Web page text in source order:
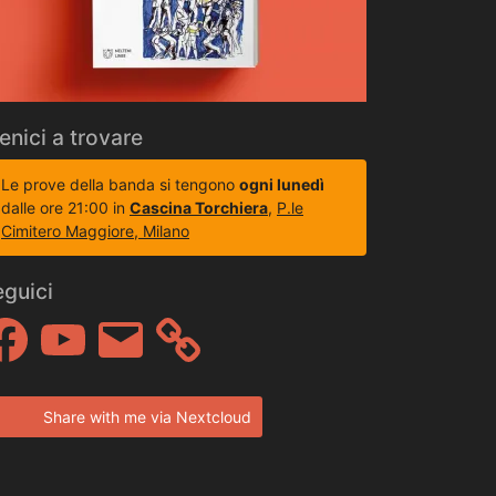
a trovare
Le prove della banda si tengono ogni lunedì
dalle ore 21:00 in Cascina Torchiera, P.le
Cimitero Maggiore, Milano
Email
Share with me via Nextcloud